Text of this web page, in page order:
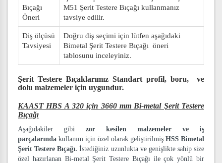
Bıçağı
Öneri
M51 Şerit Testere Bıçağı kullanmanız
tavsiye edilir.
Diş ölçüsü
Tavsiyesi
Doğru diş seçimi için lütfen aşağıdaki
Bimetal Şerit Testere Bıçağı öneri
tablosunu inceleyiniz.
Şerit Testere Bıçaklarımız Standart profil, boru, ve
dolu malzemeler için uygundur.
KAAST HBS A 320 için 3660 mm Bi-metal Şerit Testere
Bıçağı
Aşağıdakiler gibi zor kesilen malzemeler ve iş
parçalarında kullanım için özel olarak geliştirilmiş HSS Bimetal
Şerit Testere Bıçağı.İstediğiniz uzunlukta ve genişlikte sahip size
özel hazırlanan Bi-metal Şerit Testere Bıçağı ile çok yönlü bir